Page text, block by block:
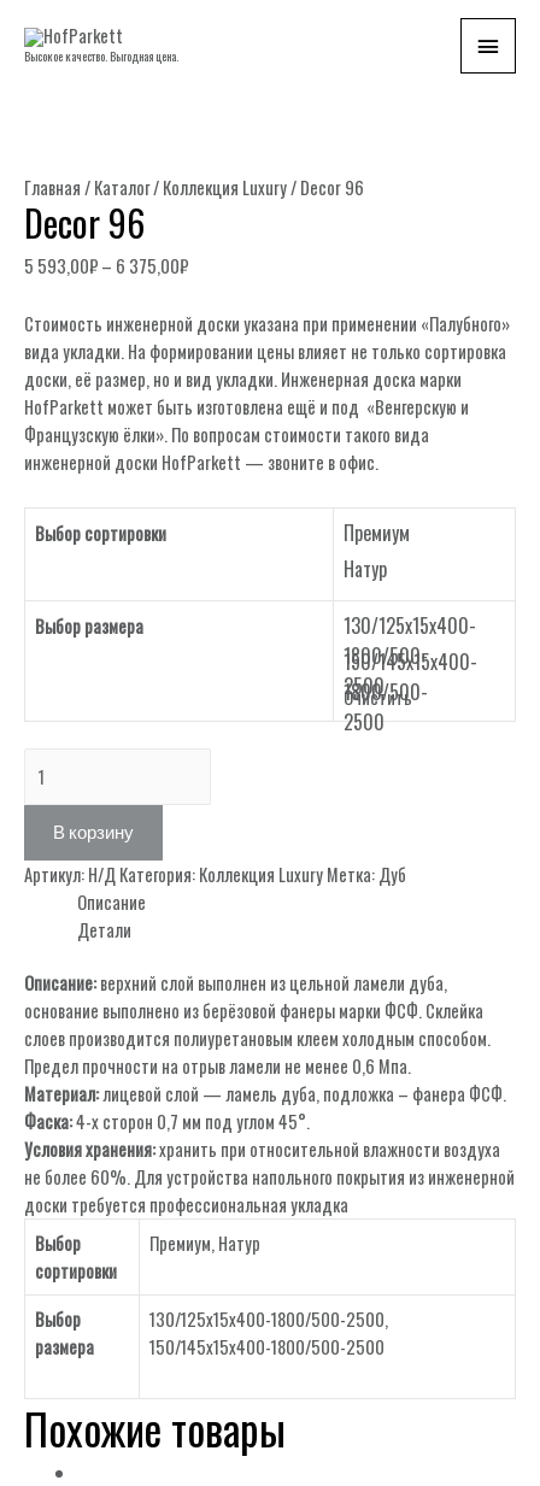
Высокое качество. Выгодная цена.
Главная/Каталог/Коллекция Luxury/ Decor 96
Decor 96
5 593,00₽– 6 375,00₽
Стоимость инженерной доски указана при применении «Палубного»
вида укладки. На формировании цены влияет не только сортировка
доски, её размер, но и вид укладки. Инженерная доска марки
HofParkett может быть изготовлена ещё и под «Венгерскую и
Французскую ёлки». По вопросам стоимости такого вида
инженерной доски HofParkett — звоните в офис.
Выбор сортировки
Премиум
Натур
Выбор размера
130/125х15х400-
1800/500-
2500
150/145х15х400-
1800/500-
2500
Очистить
товара
В корзину
Артикул:Н/Д Категория:Коллекция LuxuryМетка:Дуб
Описание
Детали
Описание:верхний слой выполнен из цельной ламели дуба,
основание выполнено из берёзовой фанеры марки ФСФ. Склейка
слоев производится полиуретановым клеем холодным способом.
Предел прочности на отрыв ламели не менее 0,6 Мпа.
Материал:лицевой слой — ламель дуба, подложка – фанера ФСФ.
Фаска:4-х сторон 0,7 мм под углом 45°.
Условия хранения:хранить при относительной влажности воздуха
не более 60%. Для устройства напольного покрытия из инженерной
доски требуется профессиональная укладка
Выбор
сортировки
Премиум,Натур
Выбор
размера
130/125х15х400-1800/500-2500,
150/145х15х400-1800/500-2500
Похожие товары